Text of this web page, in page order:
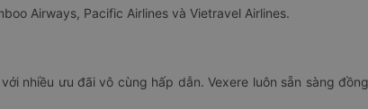
Airways, Pacific Airlines và Vietravel Airlines.
nhiều ưu đãi vô cùng hấp dẫn. Vexere luôn sẵn sàng